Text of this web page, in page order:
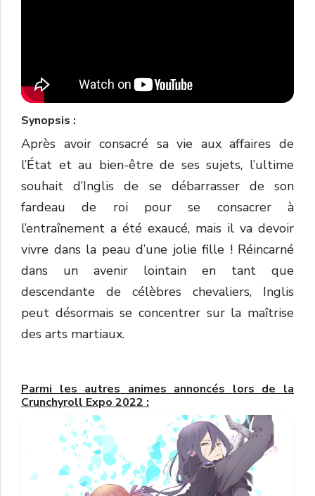
Synopsis :
Après avoir consacré sa vie aux affaires de
l’État et au bien-être de ses sujets, l’ultime
souhait d’Inglis de se débarrasser de son
fardeau de roi pour se consacrer à
l’entraînement a été exaucé, mais il va devoir
vivre dans la peau d’une jolie fille ! Réincarné
dans un avenir lointain en tant que
descendante de célèbres chevaliers, Inglis
peut désormais se concentrer sur la maîtrise
des arts martiaux.
Parmi les autres animes annoncés lors de la
Crunchyroll Expo 2022 :